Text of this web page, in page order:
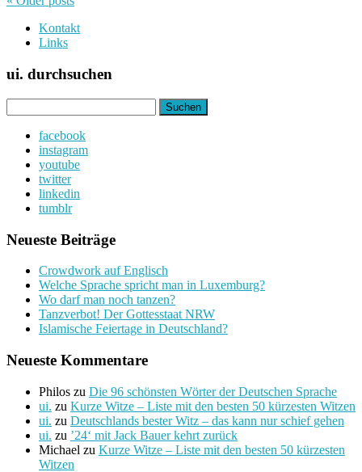
Kontakt
Links
ui. durchsuchen
nach:
facebook
instagram
youtube
twitter
linkedin
tumblr
Neueste Beiträge
Crowdwork auf Englisch
Welche Sprache spricht man in Luxemburg?
Wo darf man noch tanzen?
Tanzverbot! Der Gottesstaat NRW
Islamische Feiertage in Deutschland?
Neueste Kommentare
Philos zu Die 96 schönsten Wörter der Deutschen Sprache
ui. zu Kurze Witze – Liste mit den besten 50 kürzesten Witzen
ui. zu Deutschlands bester Witz – das kann nur schief gehen
ui. zu ’24‘ mit Jack Bauer kehrt zurück
Michael zu Kurze Witze – Liste mit den besten 50 kürzesten
Witzen